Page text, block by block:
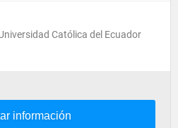
Católica del Ecuador
información